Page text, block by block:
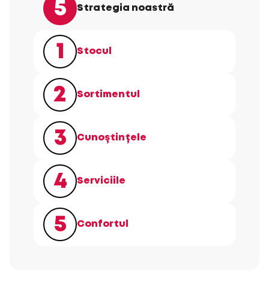
5 Strategia noastră
1 Stocul
2 Sortimentul
3 Cunoștințele
4 Serviciile
5 Confortul